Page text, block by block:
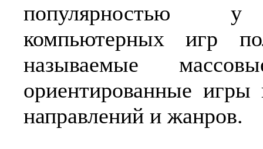
популярностью у
компьютерных игр
называемые
ориентированные игры
направлений и жанров.